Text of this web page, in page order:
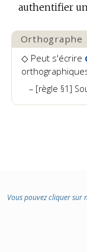
authentifier
Orthographe
◇ Peut s'écrire
[règle §1]
Vous pouvez cliquer